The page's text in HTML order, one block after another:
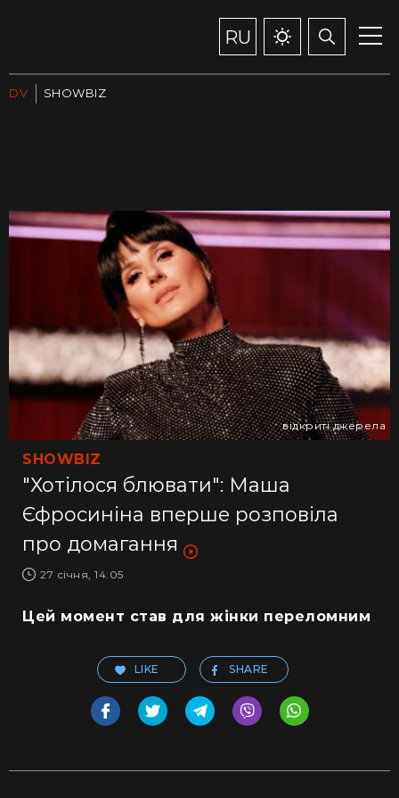
RU
DV SHOWBIZ
SHOWBIZ
"Хотілося блювати": Маша
Єфросиніна вперше розповіла
про домагання
27 січня, 14:05
відкриті джерела
Цей момент став для жінки переломним
LIKE SHARE